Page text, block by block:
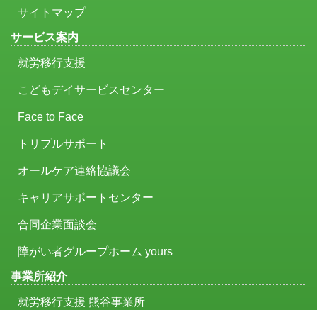
サイトマップ
サービス案内
就労移行支援
こどもデイサービスセンター
Face to Face
トリプルサポート
オールケア連絡協議会
キャリアサポートセンター
合同企業面談会
障がい者グループホーム yours
事業所紹介
就労移行支援 熊谷事業所